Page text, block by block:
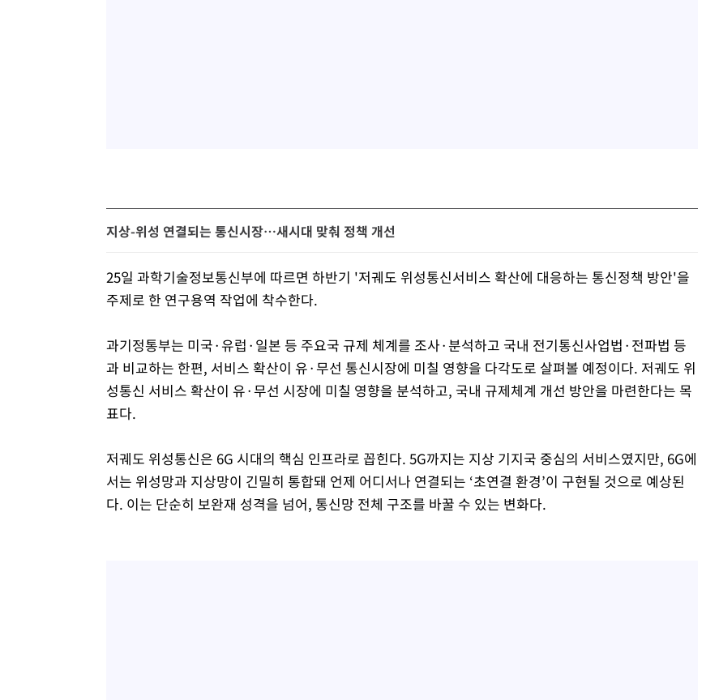
지상-위성 연결되는 통신시장…새시대 맞춰 정책 개선
25일 과학기술정보통신부에 따르면 하반기 '저궤도 위성통신서비스 확산에 대응하는 통신정책 방안'을
주제로 한 연구용역 작업에 착수한다.
과기정통부는 미국·유럽·일본 등 주요국 규제 체계를 조사·분석하고 국내 전기통신사업법·전파법 등
과 비교하는 한편, 서비스 확산이 유·무선 통신시장에 미칠 영향을 다각도로 살펴볼 예정이다. 저궤도 위
성통신 서비스 확산이 유·무선 시장에 미칠 영향을 분석하고, 국내 규제체계 개선 방안을 마련한다는 목
표다.
저궤도 위성통신은 6G 시대의 핵심 인프라로 꼽힌다. 5G까지는 지상 기지국 중심의 서비스였지만, 6G에
서는 위성망과 지상망이 긴밀히 통합돼 언제 어디서나 연결되는 ‘초연결 환경’이 구현될 것으로 예상된
다. 이는 단순히 보완재 성격을 넘어, 통신망 전체 구조를 바꿀 수 있는 변화다.